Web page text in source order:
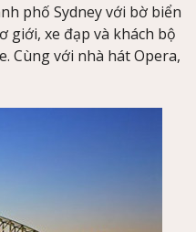
phố Sydney với bờ biển
giới, xe đạp và khách bộ
Cùng với nhà hát Opera,